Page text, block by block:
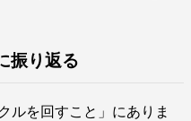
振り返る
ルを回すこと」にありま